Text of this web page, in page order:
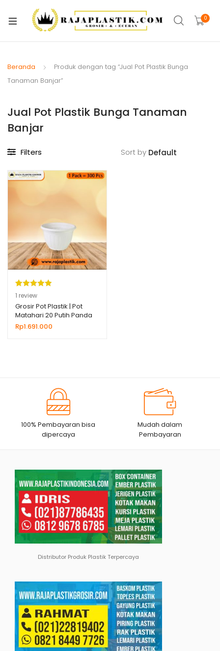
0
Beranda
Produk dengan tag “Jual Pot Plastik Bunga
Tanaman Banjar”
Jual Pot Plastik Bunga Tanaman
Banjar
Filters Sort by
Peringkat
5.00dari 5
berdasarka
n
1
penilaian
1 review
Grosir Pot Plastik | Pot
Matahari 20 Putih Panda
Star
Rp1.691.000
100% Pembayaran bisa
dipercaya
Mudah dalam
Pembayaran
Distributor Produk Plastik Terpercaya